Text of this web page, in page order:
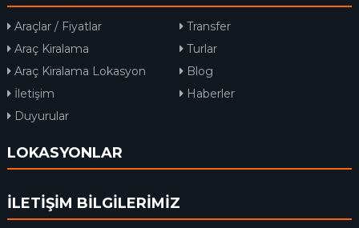
Araçlar / Fiyatlar
Transfer
Araç Kiralama
Turlar
Araç Kiralama Lokasyon
Blog
İletişim
Haberler
Duyurular
LOKASYONLAR
İLETİŞİM BİLGİLERİMİZ